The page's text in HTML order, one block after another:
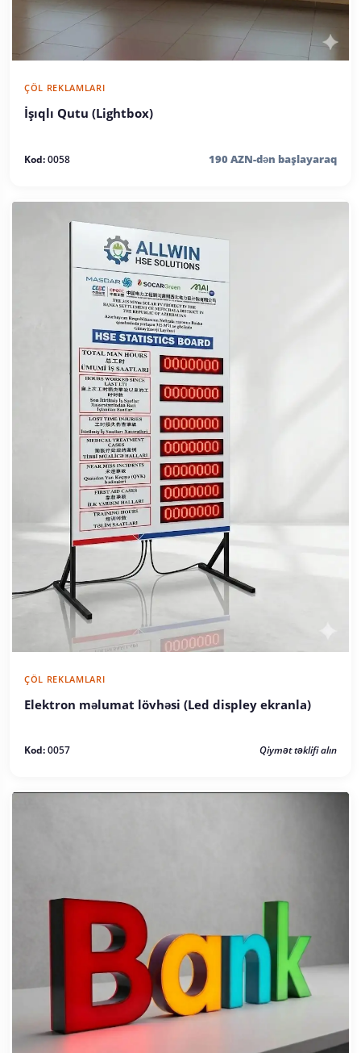
ÇÖL REKLAMLARI
İşıqlı Qutu (Lightbox)
Kod:0058 190 AZN-dən başlayaraq
ÇÖL REKLAMLARI
Elektron məlumat lövhəsi (Led displey ekranla)
Kod:0057 Qiymət təklifi alın